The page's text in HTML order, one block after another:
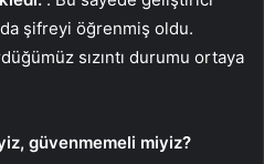
şifreyi öğrenmiş oldu.
sızıntı durumu ortaya
güvenmemeli miyiz?